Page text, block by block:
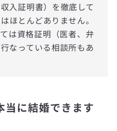
入証明書）を徹底して
ほとんどありません。
は資格証明（医者、弁
なっている相談所もあ
当に結婚できます